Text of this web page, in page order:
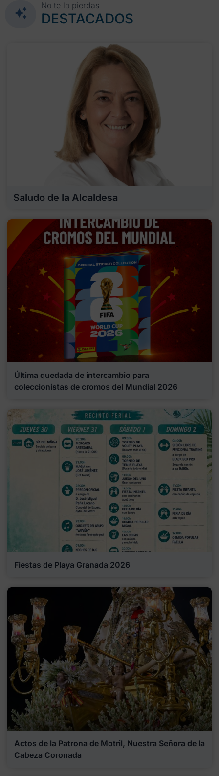
No te lo pierdas
DESTACADOS
Saludo de la Alcaldesa
Última quedada de intercambio para
coleccionistas de cromos del Mundial 2026
Fiestas de Playa Granada 2026
Actos de la Patrona de Motril, Nuestra Señora de la
Cabeza Coronada